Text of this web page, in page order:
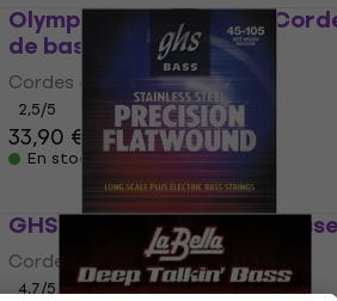
Olympia PF-B45128/FW
de basses
Cordes de basses
2,5/5
33,90 €
En stock
GHS M3050 Cordes de
Cordes de basses
4,7/5